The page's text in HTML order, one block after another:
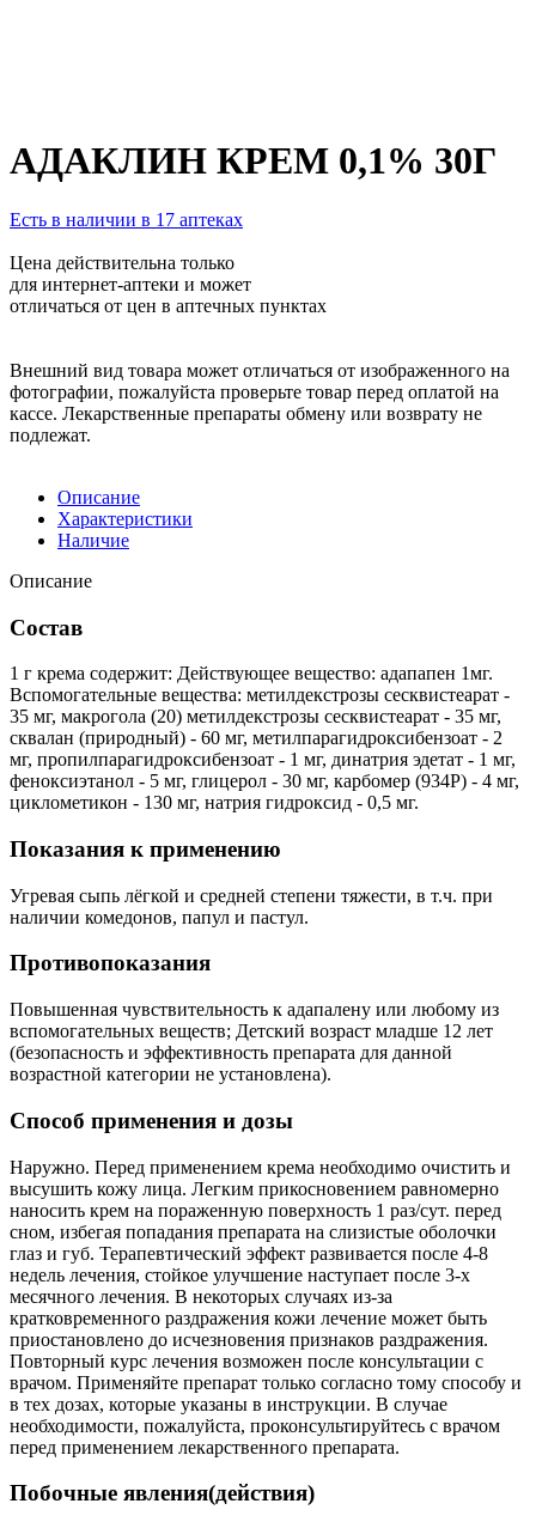
АДАКЛИН КРЕМ 0,1% 30Г
Есть в наличии в 17 аптеках
Цена действительна только
для интернет-аптеки и может
отличаться от цен в аптечных пунктах
Внешний вид товара может отличаться от изображенного на
фотографии, пожалуйста проверьте товар перед оплатой на
кассе. Лекарственные препараты обмену или возврату не
подлежат.
Описание
Характеристики
Наличие
Описание
Состав
1 г крема содержит: Действующее вещество: адапапен 1мг.
Вспомогательные вещества: метилдекстрозы сесквистеарат -
35 мг, макрогола (20) метилдекстрозы сесквистеарат - 35 мг,
сквалан (природный) - 60 мг, метилпарагидроксибензоат - 2
мг, пропилпарагидроксибензоат - 1 мг, динатрия эдетат - 1 мг,
феноксиэтанол - 5 мг, глицерол - 30 мг, карбомер (934Р) - 4 мг,
циклометикон - 130 мг, натрия гидроксид - 0,5 мг.
Показания к применению
Угревая сыпь лёгкой и средней степени тяжести, в т.ч. при
наличии комедонов, папул и пастул.
Противопоказания
Повышенная чувствительность к адапалену или любому из
вспомогательных веществ; Детский возраст младше 12 лет
(безопасность и эффективность препарата для данной
возрастной категории не установлена).
Способ применения и дозы
Наружно. Перед применением крема необходимо очистить и
высушить кожу лица. Легким прикосновением равномерно
наносить крем на пораженную поверхность 1 раз/сут. перед
сном, избегая попадания препарата на слизистые оболочки
глаз и губ. Терапевтический эффект развивается после 4-8
недель лечения, стойкое улучшение наступает после 3-х
месячного лечения. В некоторых случаях из-за
кратковременного раздражения кожи лечение может быть
приостановлено до исчезновения признаков раздражения.
Повторный курс лечения возможен после консультации с
врачом. Применяйте препарат только согласно тому способу и
в тех дозах, которые указаны в инструкции. В случае
необходимости, пожалуйста, проконсультируйтесь с врачом
перед применением лекарственного препарата.
Побочные явления(действия)